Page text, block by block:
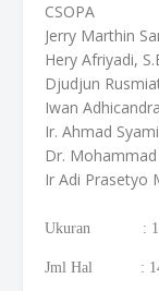
CSOPA
Jerry Marthin
Hery Afriyadi,
Djudjun
Iwan
Ir. Ahmad
Dr.
Ir Adi Prasetyo
Ukuran :
Jml Hal : 149